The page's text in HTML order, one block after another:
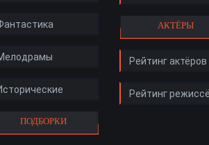
ПОДБОРКИ
АКТЁРЫ
Рейтинг актёров
Рейтинг